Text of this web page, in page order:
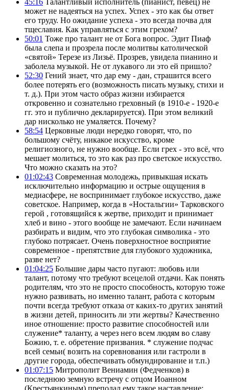
может не надеяться на успех. Успех - это как бы ответ
его труду. Но ожидание успеха - это всегда почва для
тщеславия. Как управляться с этим грехом?
50:01 Тоже про талант не от Бога вопрос. Эдит Пиаф
была слепа и прозрела после молитвы католической
«святой» Терезе из Лизьё. Прозрев, увидела пианино и
заболела музыкой. Не от лукавого ли это ей пришло?
52:30 Гений знает, что дар ему - дан, страшится всего
более потерять его (возможность писать музыку, стихи и
т. д.). При этом часто образ жизни избирается
откровенно и сознательно греховный (в 1910-е - 1920-е
гг. это и публично декларируется). При этом великий
дар нисколько не умаляется. Почему?
58:54 Церковные люди нередко говорят, что, по
большому счёту, никакое искусство, кроме
религиозного, не нужно вообще. Если грех - это всё, что
мешает молиться, то это как раз про светское искусство.
Что можно сказать на это?
01:02:43 Современная молодежь, привыкшая искать
исключительно информацию и острые ощущения в
медиасфере, не воспринимает глубокое искусство, даже
советское. Например, когда в «Ностальгии» Тарковского
герой , готовящийся к жертве, приходит и принимает
хлеб и вино - этого вообще не замечают. Если начинаем
разбирать и видим, что это глубокая символика - это
глубоко потрясает. Очень поверхностное восприятие
современное - препятствие для глубокого художника,
разве нет?
01:04:25 Большие дары часто пугают: любовь или
талант, потому что требуют всецелой отдачи. Как понять
родителям, что это не просто способность, которую тоже
нужно развивать, но именно талант, работа с которым
почти всегда требуют отказа от каких-то других занятий
в жизни детей, приносить ли эти жертвы? Качественно
иное отношение: просто развитие способностей или
служение* таланту, а через него всем людям во славу
Божию, т. е. обретение призвания. * служение подчас
всей семьи( возить на соревнования или гастроли в
другие города, обеспечивать обмундирование и т.п.)
01:07:15 Митрополит Вениамин (Федченков) в
последнюю земную встречу с отцом Иоанном
(Крестьянкиным) преподал ему такое наставление: